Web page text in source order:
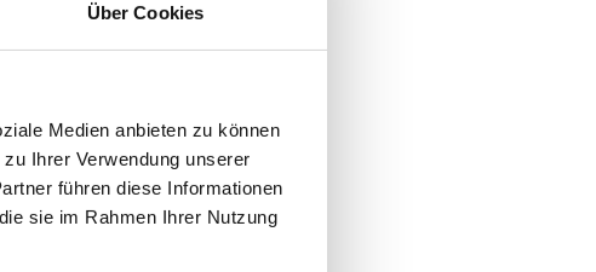
Über Cookies
Medien anbieten zu können
Ihrer Verwendung unserer
führen diese Informationen
sie im Rahmen Ihrer Nutzung